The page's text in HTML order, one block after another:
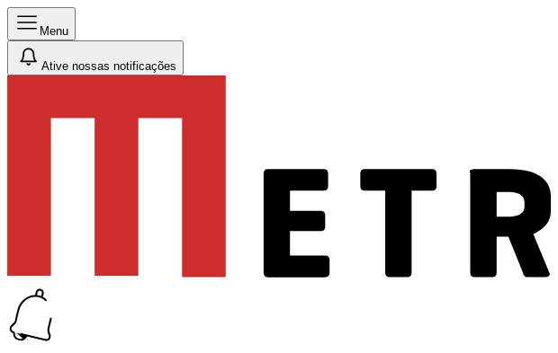
Menu
Ative nossas notificações